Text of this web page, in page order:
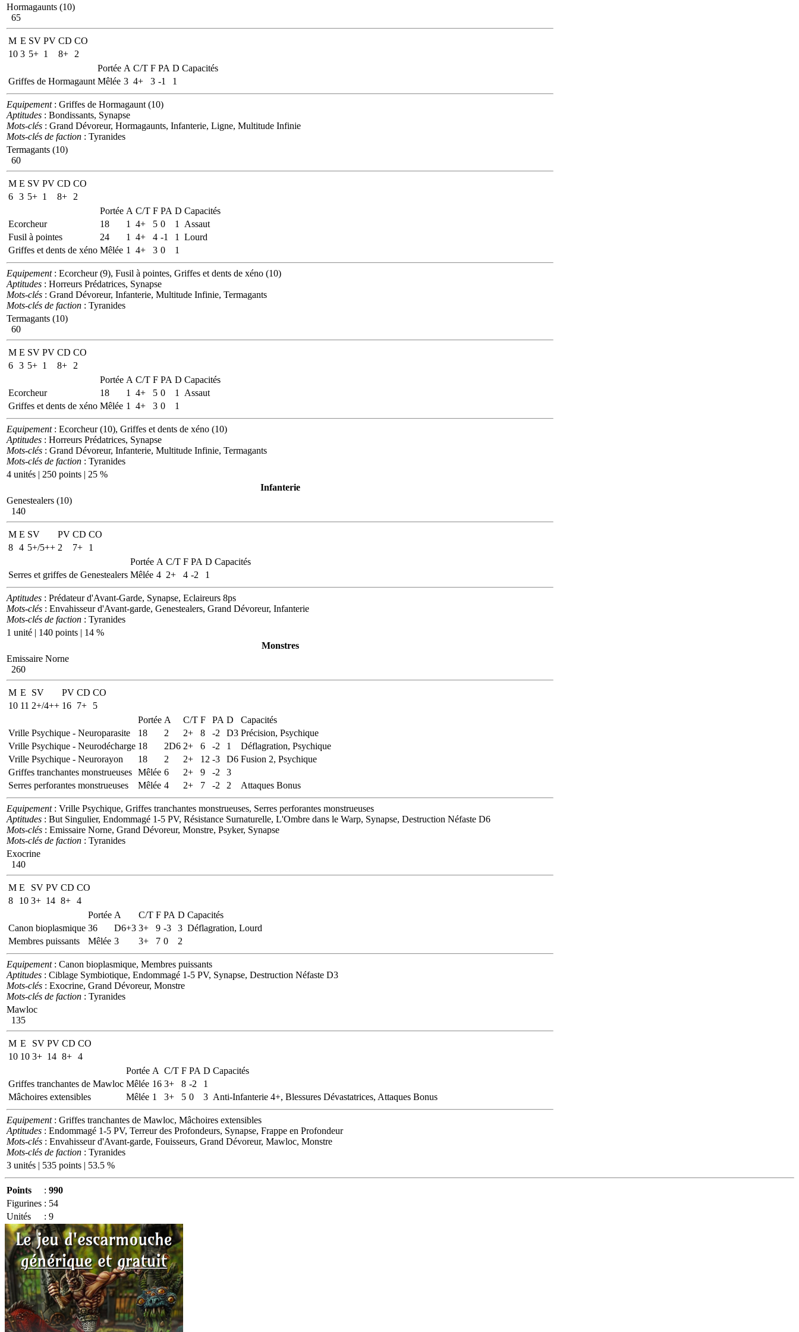
Hormagaunts (10)
65
M E SV PV CD CO
10 3 5+ 1 8+
2
Portée A C/T F PA D Capacités
Griffes de Hormagaunt Mêlée 3 4+ 3 -1 1
Equipement: Griffes de Hormagaunt (10)
Aptitudes : Bondissants, Synapse
Mots-clés : Grand Dévoreur, Hormagaunts, Infanterie, Ligne, Multitude Infinie
Mots-clés de faction : Tyranides
Termagants (10)
60
M E SV PV CD CO
6 3 5+ 1 8+
2
Portée A C/T F PA D Capacités
Ecorcheur
18 1 4+ 5 0 1
Assaut
Fusil à pointes
24 1 4+ 4 -1 1
Lourd
Griffes et dents de xéno Mêlée 1 4+ 3 0 1
Equipement: Ecorcheur (9), Fusil à pointes, Griffes et dents de xéno (10)
Aptitudes : Horreurs Prédatrices, Synapse
Mots-clés : Grand Dévoreur, Infanterie, Multitude Infinie, Termagants
Mots-clés de faction : Tyranides
Termagants (10)
60
M E SV PV CD CO
6 3 5+ 1 8+
2
Portée A C/T F PA D Capacités
Ecorcheur
18 1 4+ 5 0 1
Assaut
Griffes et dents de xéno Mêlée 1 4+ 3 0 1
Equipement: Ecorcheur (10), Griffes et dents de xéno (10)
Aptitudes : Horreurs Prédatrices, Synapse
Mots-clés : Grand Dévoreur, Infanterie, Multitude Infinie, Termagants
Mots-clés de faction : Tyranides
4 unités | 250 points | 25 %
Infanterie
Genestealers (10)
140
M E SV PV CD CO
8 4 5+/5++ 2 7+
1
Portée A C/T F PA D Capacités
Serres et griffes de Genestealers Mêlée 4 2+ 4 -2 1
Aptitudes : Prédateur d'Avant-Garde, Synapse, Eclaireurs 8ps
Mots-clés : Envahisseur d'Avant-garde, Genestealers, Grand Dévoreur, Infanterie
Mots-clés de faction : Tyranides
1 unité | 140 points | 14 %
Monstres
Emissaire Norne
260
M E SV PV CD CO
10 11 2+/4++ 16 7+
5
Portée A C/T F PA D
Capacités
Vrille Psychique - Neuroparasite
18 2 2+ 8 -2 D3 Précision, Psychique
Vrille Psychique - Neurodécharge 18 2D6 2+ 6 -2 1
Déflagration, Psychique
Vrille Psychique - Neurorayon
18 2 2+ 12 -3 D6 Fusion 2, Psychique
Griffes tranchantes monstrueuses Mêlée 6 2+ 9 -2
3
Serres perforantes monstrueuses
Mêlée 4 2+ 7 -2 2 Attaques Bonus
Equipement: Vrille Psychique, Griffes tranchantes monstrueuses, Serres perforantes monstrueuses
Aptitudes : But Singulier, Endommagé 1-5 PV, Résistance Surnaturelle, L'Ombre dans le Warp, Synapse, Destruction Néfaste D6
Mots-clés : Emissaire Norne, Grand Dévoreur, Monstre, Psyker, Synapse
Mots-clés de faction : Tyranides
Exocrine
140
M E SV PV CD CO
8
10 3+ 14 8+ 4
Portée A C/T F PA D Capacités
Canon bioplasmique 36 D6+3 3+ 9 -3 3 Déflagration, Lourd
Membres puissants
Mêlée 3 3+ 7 0 2
Equipement: Canon bioplasmique, Membres puissants
Aptitudes : Ciblage Symbiotique, Endommagé 1-5 PV, Synapse, Destruction Néfaste D3
Mots-clés : Exocrine, Grand Dévoreur, Monstre
Mots-clés de faction : Tyranides
Mawloc
135
M E SV PV CD CO
10 10 3+ 14 8+ 4
Portée A C/T F PA D Capacités
Griffes tranchantes de Mawloc Mêlée 16 3+ 8 -2
1
Mâchoires extensibles
Mêlée 1 3+ 5 0 3 Anti-Infanterie 4+, Blessures Dévastatrices, Attaques Bonus
Equipement: Griffes tranchantes de Mawloc, Mâchoires extensibles
Aptitudes : Endommagé 1-5 PV, Terreur des Profondeurs, Synapse, Frappe en Profondeur
Mots-clés : Envahisseur d'Avant-garde, Fouisseurs, Grand Dévoreur, Mawloc, Monstre
Mots-clés de faction : Tyranides
3 unités | 535 points | 53.5 %
Points : 990
Figurines : 54
Unités
: 9